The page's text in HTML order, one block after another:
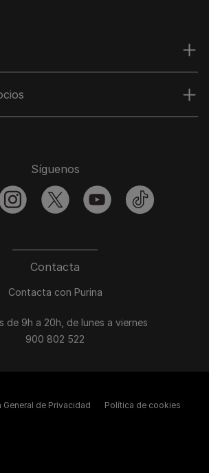
Contacta
Contacta con Purina
de 9h a 20h, de lunes a viernes
900 802 522
Síguenos
instagramtwitter youtubetiktok
General de Privacidad Política de cookies